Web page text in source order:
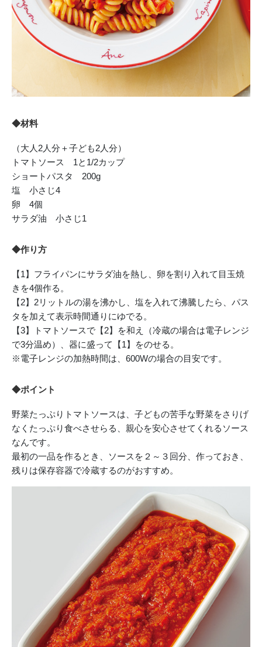
◆材料
（大人2人分＋子ども2人分）
トマトソース 1と1/2カップ
ショートパスタ 200g
塩 小さじ4
卵 4個
サラダ油 小さじ1
◆作り方
【1】フライパンにサラダ油を熱し、卵を割り入れて目玉焼
きを4個作る。
【2】2リットルの湯を沸かし、塩を入れて沸騰したら、パス
タを加えて表示時間通りにゆでる。
【3】トマトソースで【2】を和え（冷蔵の場合は電子レンジ
で3分温め）、器に盛って【1】をのせる。
※電子レンジの加熱時間は、600Wの場合の目安です。
◆ポイント
野菜たっぷりトマトソースは、子どもの苦手な野菜をさりげ
なくたっぷり食べさせらる、親心を安心させてくれるソース
なんです。
最初の一品を作るとき、ソースを２～３回分、作っておき、
残りは保存容器で冷蔵するのがおすすめ。